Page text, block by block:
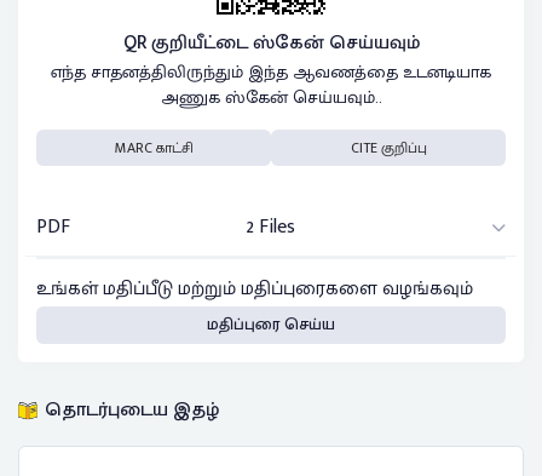
QR குறியீட்டை ஸ்கேன் செய்யவும்
எந்த சாதனத்திலிருந்தும் இந்த ஆவணத்தை உடனடியாக
அணுக ஸ்கேன் செய்யவும்..
MARC காட்சி CITE குறிப்பு
PDF
2 Files
உங்கள் மதிப்பீடு மற்றும் மதிப்புரைகளை வழங்கவும்
மதிப்புரை செய்ய
தொடர்புடைய இதழ்